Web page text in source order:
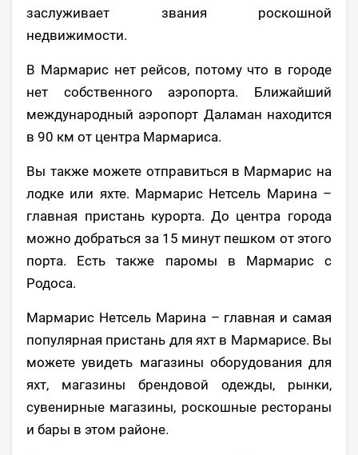
заслуживает звания роскошной
недвижимости.
В Мармарис нет рейсов, потому что в городе
нет собственного аэропорта. Ближайший
международный аэропорт Даламан находится
в 90 км от центра Мармариса.
Вы также можете отправиться в Мармарис на
лодке или яхте. Мармарис Нетсель Марина –
главная пристань курорта. До центра города
можно добраться за 15 минут пешком от этого
порта. Есть также паромы в Мармарис с
Родоса.
Мармарис Нетсель Марина – главная и самая
популярная пристань для яхт в Мармарисе. Вы
можете увидеть магазины оборудования для
яхт, магазины брендовой одежды, рынки,
сувенирные магазины, роскошные рестораны
и бары в этом районе.